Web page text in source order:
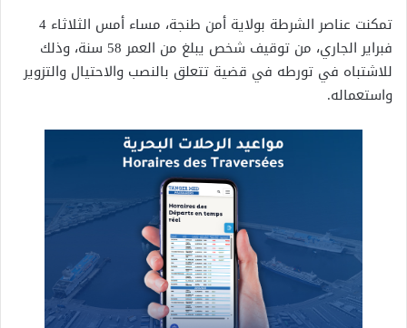
تمكنت عناصر الشرطة بولاية أمن طنجة، مساء أمس الثلاثاء 4
فبراير الجاري، من توقيف شخص يبلغ من العمر 58 سنة، وذلك
للاشتباه في تورطه في قضية تتعلق بالنصب والاحتيال والتزوير
واستعماله.